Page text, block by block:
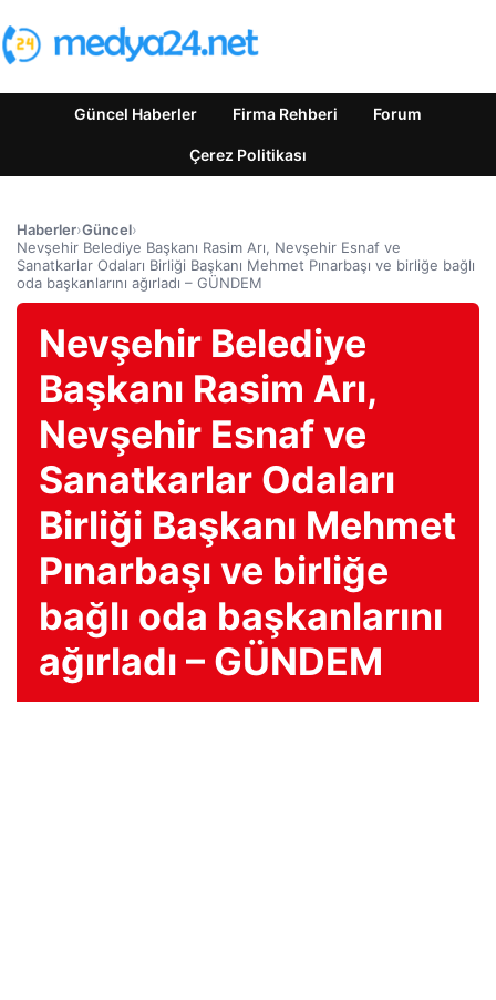
Güncel Haberler Firma Rehberi Forum
Çerez Politikası
Haberler›Güncel›
Nevşehir Belediye Başkanı Rasim Arı, Nevşehir Esnaf ve
Sanatkarlar Odaları Birliği Başkanı Mehmet Pınarbaşı ve birliğe bağlı
oda başkanlarını ağırladı – GÜNDEM
Nevşehir Belediye
Başkanı Rasim Arı,
Nevşehir Esnaf ve
Sanatkarlar Odaları
Birliği Başkanı Mehmet
Pınarbaşı ve birliğe
bağlı oda başkanlarını
ağırladı – GÜNDEM